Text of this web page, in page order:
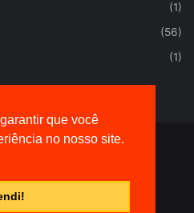
que você
no nosso site.
(1)
(56)
(1)